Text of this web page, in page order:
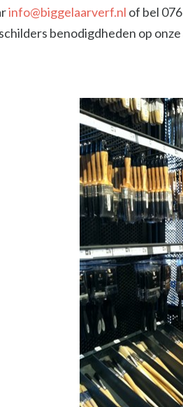
info@biggelaarverf.nl of bel
benodigdheden op